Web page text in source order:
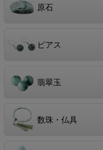
原石
ピアス
翡翠玉
数珠・仏具